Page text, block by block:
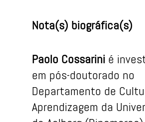
Nota(s) biográfica(s)
Paolo Cossarini é
em pós-doutorado no
Departamento de
Aprendizagem da